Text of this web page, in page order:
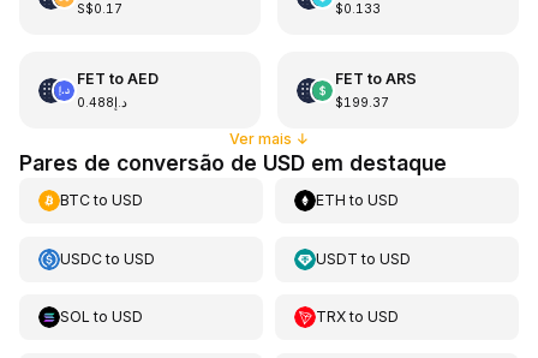
S$0.17 $0.133
FET to AED
د.إ0.488
FET to ARS
$199.37
Ver mais ↓
Pares de conversão de USD em destaque
BTCto USD ETH toUSD
USDCto USD USDT toUSD
SOL to USD TRXtoUSD